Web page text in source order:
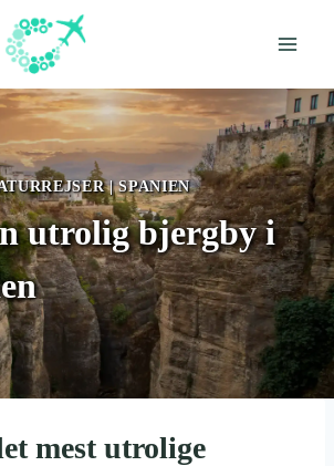
|SPANIEN
utrolig bjergby i
mest utrolige